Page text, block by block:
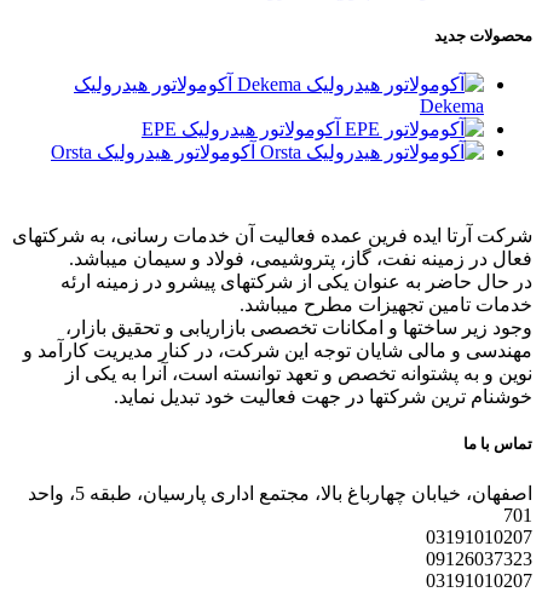
محصولات جدید
آکومولاتور هیدرولیک
Dekema
آکومولاتور هیدرولیک EPE
آکومولاتور هیدرولیک Orsta
شرکت آرتا ایده فرین عمده فعالیت آن خدمات رسانی، به شرکتهای
فعال در زمینه نفت، گاز، پتروشیمی، فولاد و سیمان میباشد.
در حال حاضر به عنوان یکی از شرکتهای پیشرو در زمینه ارئه
خدمات تامین تجهیزات مطرح میباشد.
وجود زیر ساختها و امکانات تخصصی بازاریابی و تحقیق بازار،
مهندسی و مالی شایان توجه این شرکت، در کنار مدیریت کارآمد و
نوین و به پشتوانه تخصص و تعهد توانسته است، آنرا به یکی از
خوشنام ترین شرکتها در جهت فعالیت خود تبدیل نماید.
تماس با ما
اصفهان، خیابان چهارباغ بالا، مجتمع اداری پارسیان، طبقه 5، واحد
701
03191010207
09126037323
03191010207